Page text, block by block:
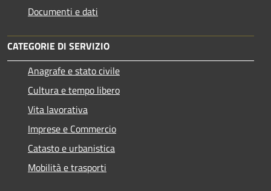
Documenti e dati
CATEGORIE DI SERVIZIO
Anagrafe e stato civile
Cultura e tempo libero
Vita lavorativa
Imprese e Commercio
Catasto e urbanistica
Mobilità e trasporti